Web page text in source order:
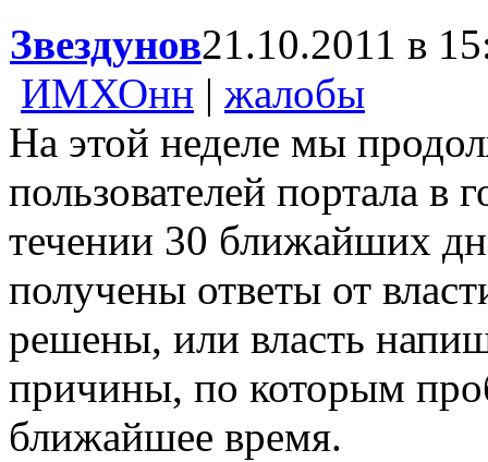
Звездунов21.10.2011 в
ИМХОнн | жалобы
На этой неделе мы
пользователей портала в
течении 30 ближайших
получены ответы от
решены, или власть
причины, по которым
ближайшее время.